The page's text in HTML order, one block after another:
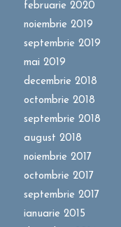
februarie 2020
noiembrie 2019
septembrie 2019
mai 2019
decembrie 2018
octombrie 2018
septembrie 2018
august 2018
noiembrie 2017
octombrie 2017
septembrie 2017
ianuarie 2015